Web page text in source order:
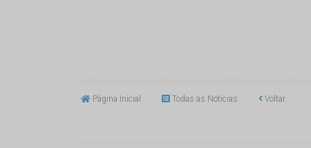
Página Inicial Todas as Notícias Voltar